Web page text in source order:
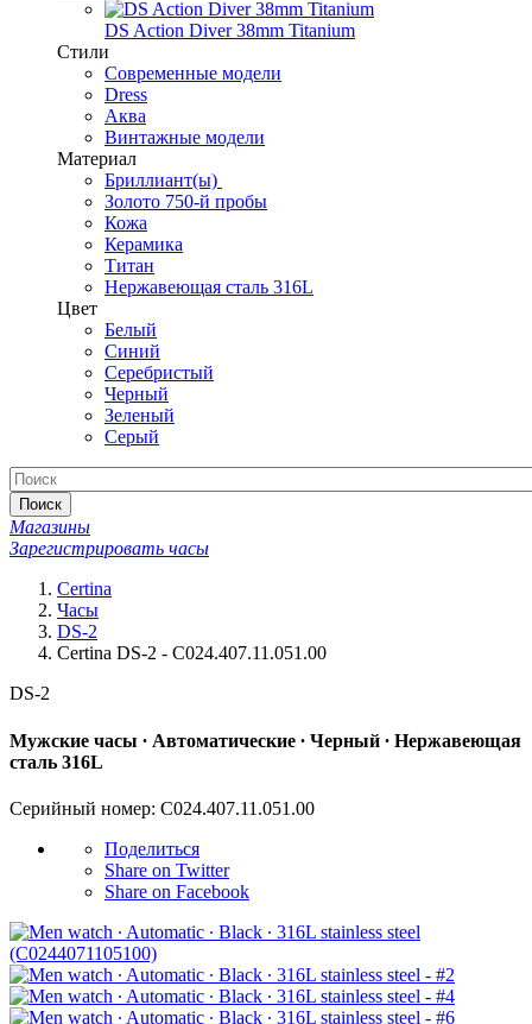
DS Action Diver 38mm Titanium
Стили
Современные модели
Dress
Аква
Винтажные модели
Материал
Бриллиант(ы)
Золото 750-й пробы
Кожа
Керамика
Титан
Нержавеющая сталь 316L
Цвет
Белый
Синий
Серебристый
Черный
Зеленый
Серый
Поиск
Магазины
Зарегистрировать часы
Certina
Часы
DS-2
Certina DS-2 - C024.407.11.051.00
DS-2
Мужские часы ∙ Автоматические ∙ Черный ∙ Нержавеющая
сталь 316L
Серийный номер: C024.407.11.051.00
Поделиться
Share on Twitter
Share on Facebook